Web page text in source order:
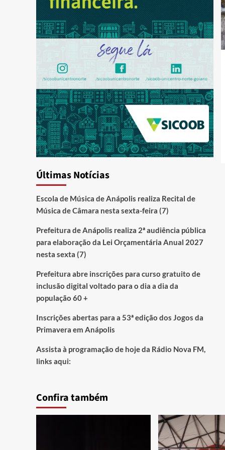
Últimas Notícias
Escola de Música de Anápolis realiza Recital de
Música de Câmara nesta sexta-feira (7)
Prefeitura de Anápolis realiza 2ª audiência pública
para elaboração da Lei Orçamentária Anual 2027
nesta sexta (7)
Prefeitura abre inscrições para curso gratuito de
inclusão digital voltado para o dia a dia da
população 60 +
Inscrições abertas para a 53ª edição dos Jogos da
Primavera em Anápolis
Assista à programação de hoje da Rádio Nova FM,
links aqui:
Confira também